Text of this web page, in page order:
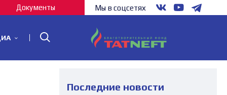
Документы Мы в соцсетях
Последние новости